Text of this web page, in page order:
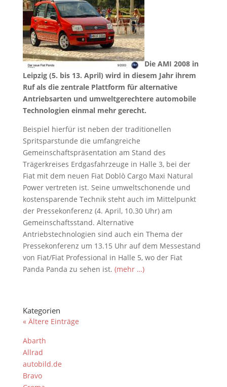
Die AMI 2008 in
Leipzig (5. bis 13. April) wird in diesem Jahr ihrem
Ruf als die zentrale Plattform für alternative
Antriebsarten und umweltgerechtere automobile
Technologien einmal mehr gerecht.
Beispiel hierfür ist neben der traditionellen
Spritsparstunde die umfangreiche
Gemeinschaftspräsentation am Stand des
Trägerkreises Erdgasfahrzeuge in Halle 3, bei der
Fiat mit dem neuen Fiat Doblò Cargo Maxi Natural
Power vertreten ist. Seine umweltschonende und
kostensparende Technik steht auch im Mittelpunkt
der Pressekonferenz (4. April, 10.30 Uhr) am
Gemeinschaftsstand. Alternative
Antriebstechnologien sind auch ein Thema der
Pressekonferenz um 13.15 Uhr auf dem Messestand
von Fiat/Fiat Professional in Halle 5, wo der Fiat
Panda Panda zu sehen ist. (mehr …)
« Ältere Einträge
Kategorien
Abarth
Allrad
autobild.de
Bravo